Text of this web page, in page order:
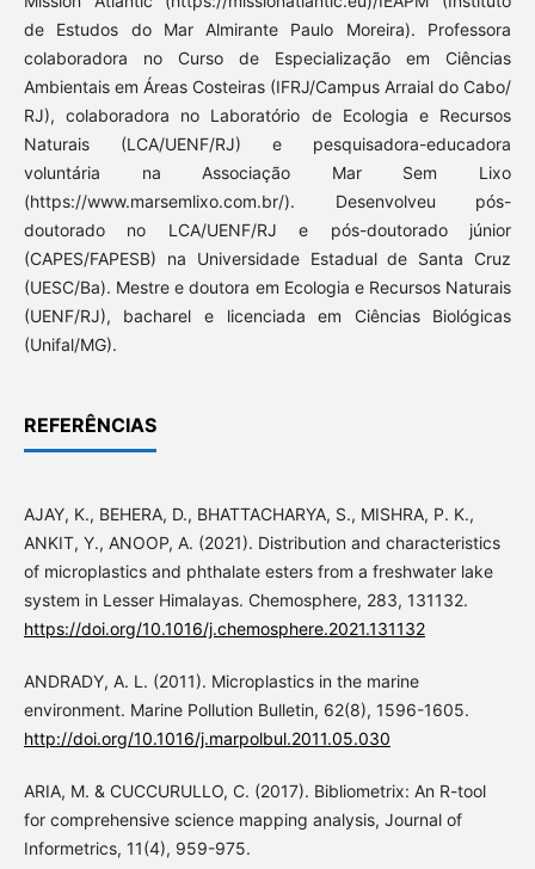
de Estudos do Mar Almirante Paulo Moreira). Professora
colaboradora no Curso de Especialização em Ciências
Ambientais em Áreas Costeiras (IFRJ/Campus Arraial do Cabo/
RJ), colaboradora no Laboratório de Ecologia e Recursos
Naturais (LCA/UENF/RJ) e pesquisadora-educadora
voluntária na Associação Mar Sem Lixo
(https://www.marsemlixo.com.br/). Desenvolveu pós-
doutorado no LCA/UENF/RJ e pós-doutorado júnior
(CAPES/FAPESB) na Universidade Estadual de Santa Cruz
(UESC/Ba). Mestre e doutora em Ecologia e Recursos Naturais
(UENF/RJ), bacharel e licenciada em Ciências Biológicas
(Unifal/MG).
REFERÊNCIAS
AJAY, K., BEHERA, D., BHATTACHARYA, S., MISHRA, P. K.,
ANKIT, Y., ANOOP, A. (2021). Distribution and characteristics
of microplastics and phthalate esters from a freshwater lake
system in Lesser Himalayas. Chemosphere, 283, 131132.
https://doi.org/10.1016/j.chemosphere.2021.131132
ANDRADY, A. L. (2011). Microplastics in the marine
environment. Marine Pollution Bulletin, 62(8), 1596-1605.
http://doi.org/10.1016/j.marpolbul.2011.05.030
ARIA, M. & CUCCURULLO, C. (2017). Bibliometrix: An R-tool
for comprehensive science mapping analysis, Journal of
Informetrics, 11(4), 959-975.